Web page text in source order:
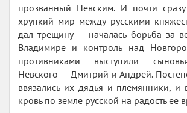
прозванный Невским. И почти
хрупкий мир между русскими
дал трещину — началась борьба за
Владимире и контроль над
противниками выступили
Невского — Дмитрий и Андрей.
ввязались их дядья и племянники, и
кровь по земле русской на радость ее